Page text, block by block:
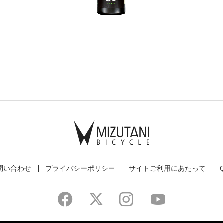
い合わせ プライバシーポリシー サイトご利用にあたって